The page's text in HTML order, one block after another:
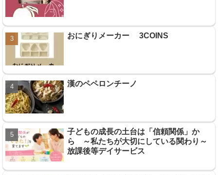
おにぎりメーカー 3COINS
漢のペペロンチーノ
子どもの成長の土台は「信頼関係」か
ら ～私たちが大切にしている関わり～
放課後等デイサービス